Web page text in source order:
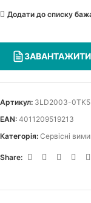
Додати до списку
ЗАВАНТАЖИТИ
EAN: 4011209519213
Артикул: 3LD2003-
Категорія: Сервісні
Share: